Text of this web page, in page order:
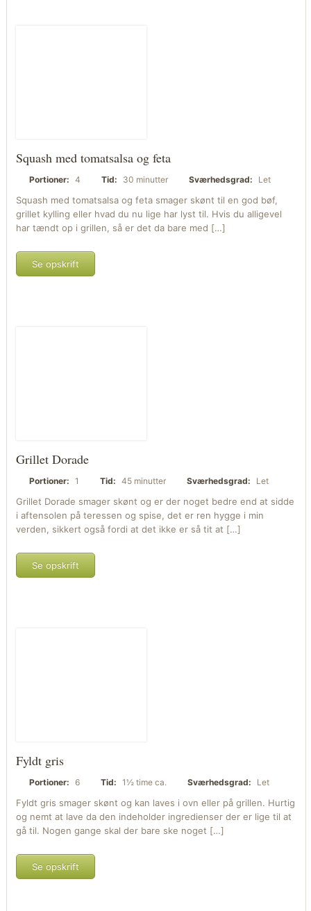
Squash med tomatsalsa og feta
Portioner: 4 Tid: 30 minutter Sværhedsgrad: Let
Squash med tomatsalsa og feta smager skønt til en god bøf,
grillet kylling eller hvad du nu lige har lyst til. Hvis du alligevel
har tændt op i grillen, så er det da bare med […]
Se opskrift
Grillet Dorade
Portioner: 1 Tid: 45 minutter Sværhedsgrad: Let
Grillet Dorade smager skønt og er der noget bedre end at sidde
i aftensolen på teressen og spise, det er ren hygge i min
verden, sikkert også fordi at det ikke er så tit at […]
Se opskrift
Fyldt gris
Portioner: 6 Tid: 1½ time ca. Sværhedsgrad: Let
Fyldt gris smager skønt og kan laves i ovn eller på grillen. Hurtig
og nemt at lave da den indeholder ingredienser der er lige til at
gå til. Nogen gange skal der bare ske noget […]
Se opskrift